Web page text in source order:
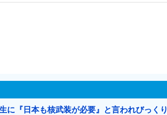
に『日本も核武装が必要』と言われびっくり